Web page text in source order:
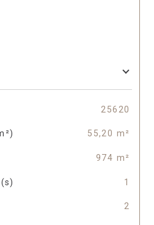
25620
55,20 m²
974 m²
1
2